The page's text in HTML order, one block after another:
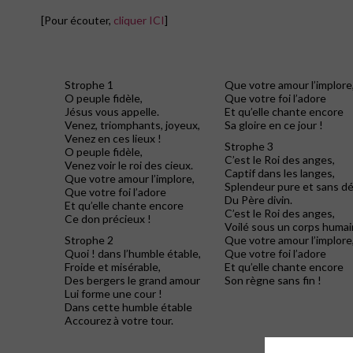
[Pour écouter, cliquer ICI]
Strophe 1
O peuple fidèle,
Jésus vous appelle.
Venez, triomphants, joyeux,
Venez en ces lieux !
O peuple fidèle,
Venez voir le roi des cieux.
Que votre amour l’implore,
Que votre foi l’adore
Et qu’elle chante encore
Ce don précieux !
Strophe 2
Quoi ! dans l’humble étable,
Froide et misérable,
Des bergers le grand amour
Lui forme une cour !
Dans cette humble étable
Accourez à votre tour.
Que votre amour l’implore,
Que votre foi l’adore
Et qu’elle chante encore
Sa gloire en ce jour !
Strophe 3
C’est le Roi des anges,
Captif dans les langes,
Splendeur pure et sans
Du Père divin.
C’est le Roi des anges,
Voilé sous un corps
Que votre amour l’implore,
Que votre foi l’adore
Et qu’elle chante encore
Son règne sans fin !